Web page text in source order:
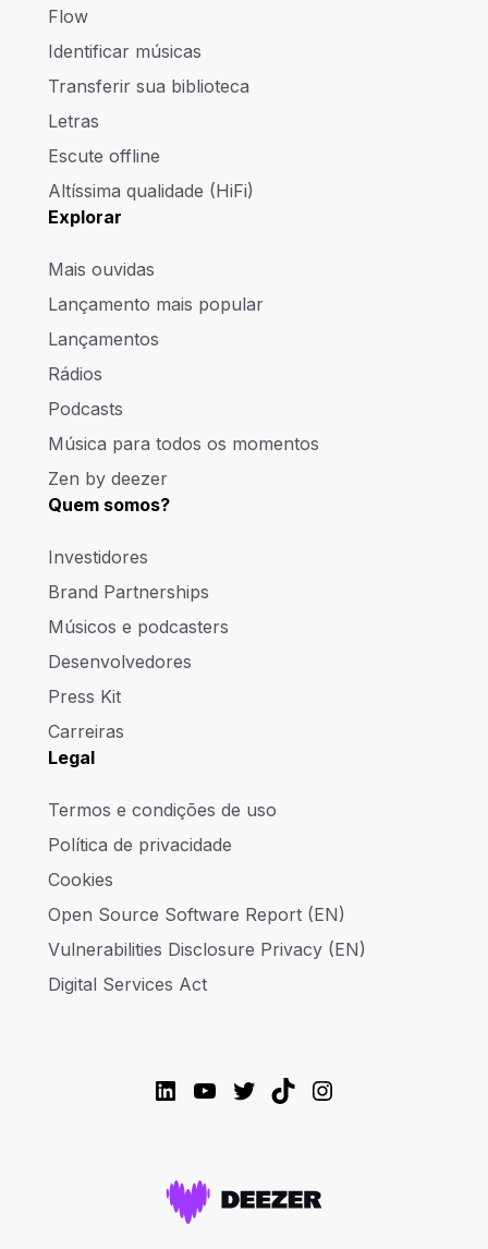
Flow
Identificar músicas
Transferir sua biblioteca
Letras
Escute offline
Altíssima qualidade (HiFi)
Explorar
Mais ouvidas
Lançamento mais popular
Lançamentos
Rádios
Podcasts
Música para todos os momentos
Zen by deezer
Quem somos?
Investidores
Brand Partnerships
Músicos e podcasters
Desenvolvedores
Press Kit
Carreiras
Legal
Termos e condições de uso
Política de privacidade
Cookies
Open Source Software Report (EN)
Vulnerabilities Disclosure Privacy (EN)
Digital Services Act
LinkedIn
YouTube
Twitter
TikTokInstagram